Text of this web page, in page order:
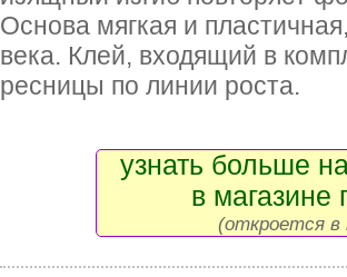
Основа мягкая и
века. Клей, входящий в
ресницы по линии роста.
узнать больше
в магазине
(откроется в